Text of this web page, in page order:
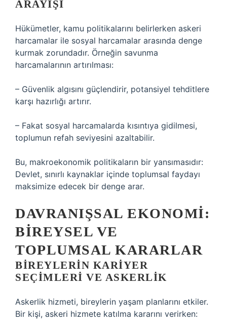
ARAYIŞI
Hükümetler, kamu politikalarını belirlerken askeri
harcamalar ile sosyal harcamalar arasında denge
kurmak zorundadır. Örneğin savunma
harcamalarının artırılması:
– Güvenlik algısını güçlendirir, potansiyel tehditlere
karşı hazırlığı artırır.
– Fakat sosyal harcamalarda kısıntıya gidilmesi,
toplumun refah seviyesini azaltabilir.
Bu, makroekonomik politikaların bir yansımasıdır:
Devlet, sınırlı kaynaklar içinde toplumsal faydayı
maksimize edecek bir denge arar.
DAVRANIŞSAL EKONOMI:
BIREYSEL VE
TOPLUMSAL KARARLAR
BIREYLERIN KARIYER
SEÇIMLERI VE ASKERLIK
Askerlik hizmeti, bireylerin yaşam planlarını etkiler.
Bir kişi, askeri hizmete katılma kararını verirken: